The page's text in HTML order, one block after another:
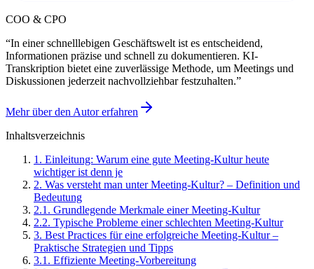
COO & CPO
“In einer schnelllebigen Geschäftswelt ist es entscheidend,
Informationen präzise und schnell zu dokumentieren. KI-
Transkription bietet eine zuverlässige Methode, um Meetings und
Diskussionen jederzeit nachvollziehbar festzuhalten.”
Mehr über den Autor erfahren
Inhaltsverzeichnis
1 . Einleitung: Warum eine gute Meeting-Kultur heute
wichtiger ist denn je
2. Was versteht man unter Meeting-Kultur? – Definition und
Bedeutung
2.1 . Grundlegende Merkmale einer Meeting-Kultur
2.2. Typische Probleme einer schlechten Meeting-Kultur
3. Best Practices für eine erfolgreiche Meeting-Kultur –
Praktische Strategien und Tipps
3.1 . Effiziente Meeting-Vorbereitung